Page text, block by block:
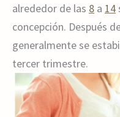
alrededor de las 8 a 14
concepción. Después
generalmente se
tercer trimestre.